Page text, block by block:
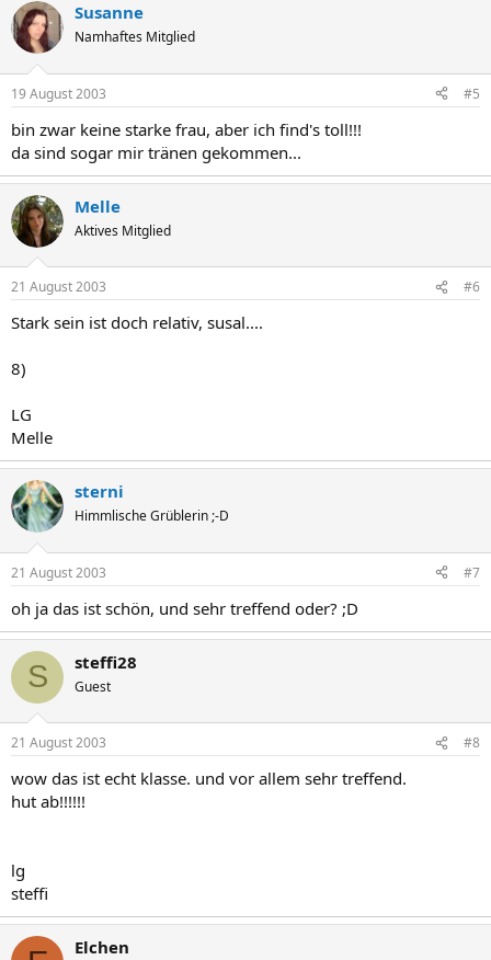
Susanne
Namhaftes Mitglied
19 August 2003 #5
bin zwar keine starke frau, aber ich find's toll!!!
da sind sogar mir tränen gekommen...
Melle
Aktives Mitglied
21 August 2003 #6
Stark sein ist doch relativ, susal....
8)
LG
Melle
sterni
Himmlische Grüblerin ;-D
21 August 2003 #7
oh ja das ist schön, und sehr treffend oder? ;D
S steffi28
Guest
21 August 2003 #8
wow das ist echt klasse. und vor allem sehr treffend.
hut ab!!!!!!
lg
steffi
Elchen